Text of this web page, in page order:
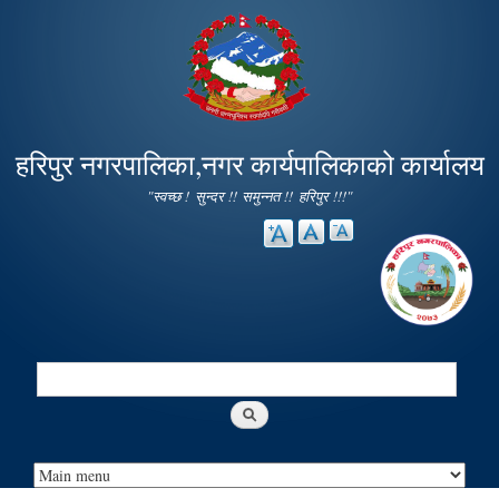
main
content
हरिपुर नगरपालिका,नगर कार्यपालिकाको कार्यालय
"स्वच्छ ! सुन्दर !! समुन्नत !! हरिपुर !!!"
Search